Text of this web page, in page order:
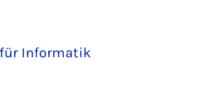
Informatik